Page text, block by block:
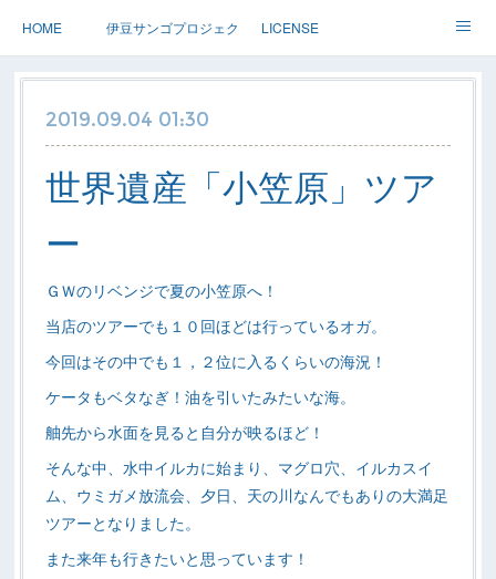
HOME 伊豆サンゴプロジェクト LICENSE
体験ダイブ 親子ダイブ ステップアップ ツアー情報
2019.09.04 01:30
世界遺産「小笠原」ツア
ー
ＧＷのリベンジで夏の小笠原へ！
当店のツアーでも１０回ほどは行っているオガ。
今回はその中でも１，２位に入るくらいの海況！
ケータもベタなぎ！油を引いたみたいな海。
舳先から水面を見ると自分が映るほど！
そんな中、水中イルカに始まり、マグロ穴、イルカスイ
ム、ウミガメ放流会、夕日、天の川なんでもありの大満足
ツアーとなりました。
また来年も行きたいと思っています！